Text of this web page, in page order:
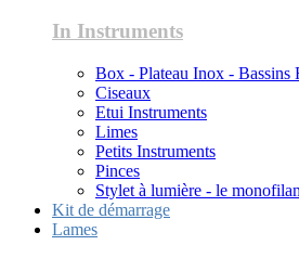
In Instruments
Box - Plateau Inox - Bassins
Ciseaux
Etui Instruments
Limes
Petits Instruments
Pinces
Stylet à lumière - le
Kit de démarrage
Lames